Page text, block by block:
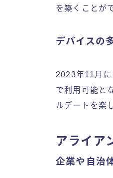
を築くことが
デバイスの
2023年11月
で利用可能と
ルデートを楽
アライア
企業や自治